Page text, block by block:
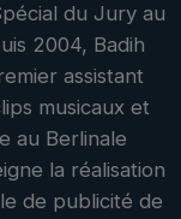
du Jury au
2004, Badih
assistant
musicaux et
au Berlinale
la réalisation
de publicité de